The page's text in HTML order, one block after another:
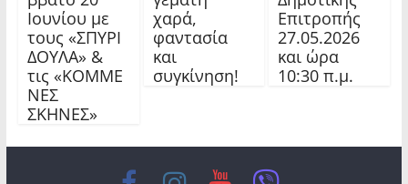
Ιουνίου με
τους «ΣΠΥΡΙ
ΔΟΥΛΑ» &
τις «ΚΟΜΜΕ
ΝΕΣ
ΣΚΗΝΕΣ»
χαρά,
φαντασία
και
συγκίνηση!
Επιτροπής
27.05.2026
και ώρα
10:30 π.μ.